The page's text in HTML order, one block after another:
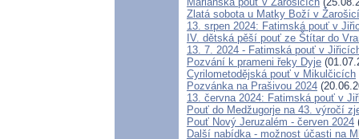
Zlatá sobota u Matky Boží v
13. srpen 2024: Fatimská pouť v
IV. dětská pěší pouť ze Štítar do
13. 7. 2024 - Fatimská pouť v
Pozvání k prameni řeky Dyje
Cyrilometodějská pouť v Mikulčicích
Pozvánka na Prašivou 2024
13. června 2024: Fatimská pouť v
Pouť do Medžugorje na 43. výročí
Pouť Nový Jeruzalém - červen 2024
Další nabídka - možnost účasti na